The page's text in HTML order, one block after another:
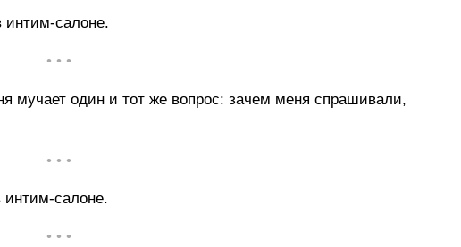
интим-салоне.
• • •
мучает один и тот же вопрос: зачем меня спрашивали,
• • •
салоне.
• • •